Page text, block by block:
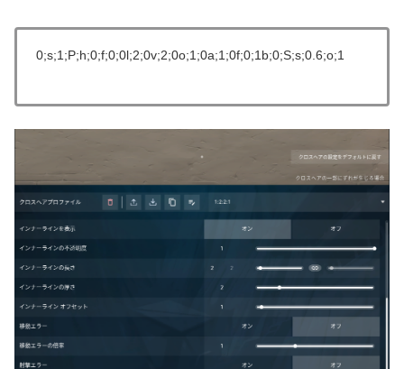
0;s;1;P;h;0;f;0;0l;2;0v;2;0o;1;0a;1;0f;0;1b;0;S;s;0.6;o;1